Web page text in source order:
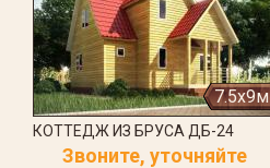
7.5x9м
КОТТЕДЖ ИЗ БРУСА ДБ-24
Звоните, уточняйте